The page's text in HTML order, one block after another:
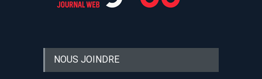
NOUS JOINDRE